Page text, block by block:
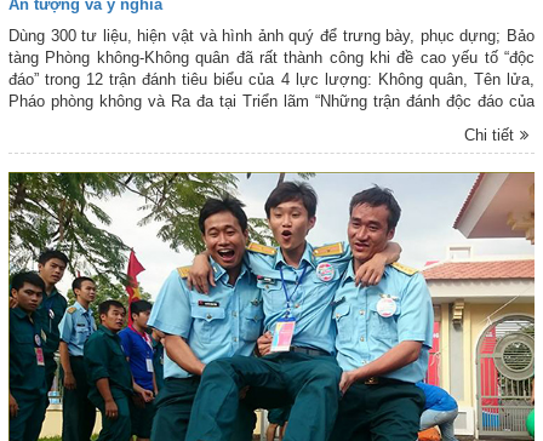
Ấn tượng và ý nghĩa
Dùng 300 tư liệu, hiện vật và hình ảnh quý để trưng bày, phục dựng; Bảo
tàng Phòng không-Không quân đã rất thành công khi đề cao yếu tố “độc
đáo” trong 12 trận đánh tiêu biểu của 4 lực lượng: Không quân, Tên lửa,
Pháo phòng không và Ra đa tại Triển lãm “Những trận đánh độc đáo của
Chi tiết